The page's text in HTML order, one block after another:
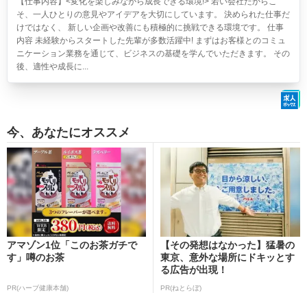
そ、一人ひとりの意見やアイデアを大切にしています。 決められた仕事だ
けではなく、 新しい企画や改善にも積極的に挑戦できる環境です。 仕事
内容 未経験からスタートした先輩が多数活躍中! まずはお客様とのコミュ
ニケーション業務を通じて、ビジネスの基礎を学んでいただきます。 その
後、適性や成長に...
今、あなたにオススメ
アマゾン1位「このお茶ガチで
す」噂のお茶
PR(ハーブ健康本舗)
【その発想はなかった】猛暑の
東京、意外な場所にドキッとす
る広告が出現！
PR(ねとらぼ)